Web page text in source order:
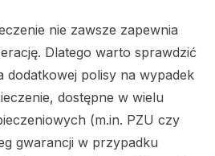
nie zawsze zapewnia
Dlatego warto sprawdzić
dodatkowej polisy na wypadek
dostępne w wielu
(m.in. PZU czy
gwarancji w przypadku